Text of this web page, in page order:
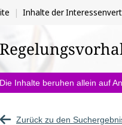
Inhalte der
Die Inhalte beruhen allein auf
Zurück zu den